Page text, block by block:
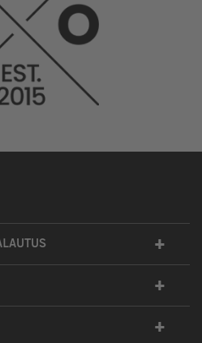
+
+
+